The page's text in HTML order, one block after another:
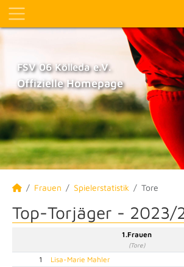
FSV 06 Kölleda e.V.
Offizielle Homepage
Frauen Spielerstatistik Tore
Top-Torjäger - 2023/
1.Frauen
(Tore)
1 Lisa-Marie Mahler